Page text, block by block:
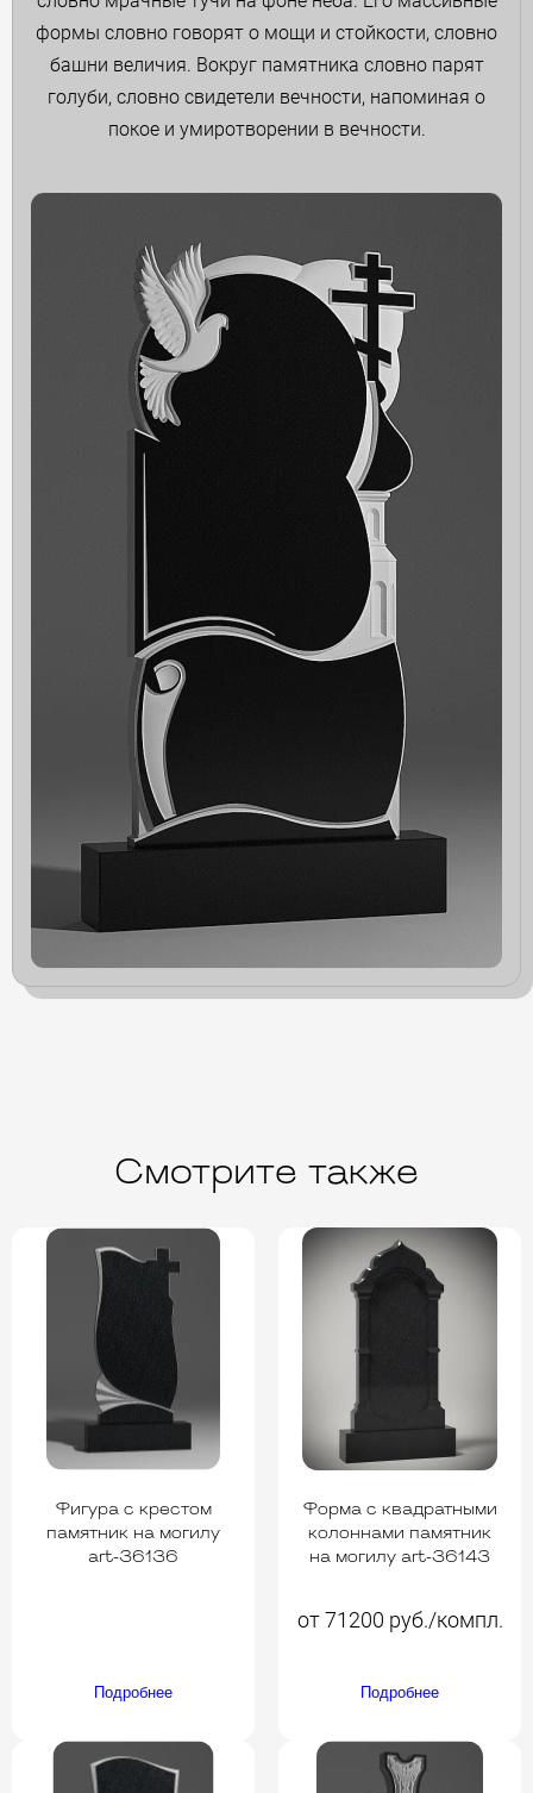
формы словно говорят о мощи и стойкости, словно
башни величия. Вокруг памятника словно парят
голуби, словно свидетели вечности, напоминая о
покое и умиротворении в вечности.
Смотрите также
Фигура с крестом
памятник на могилу
art-36136
Подробнее
Форма с квадратными
колоннами памятник
на могилу art-36143
от 71200 руб./компл.
Подробнее